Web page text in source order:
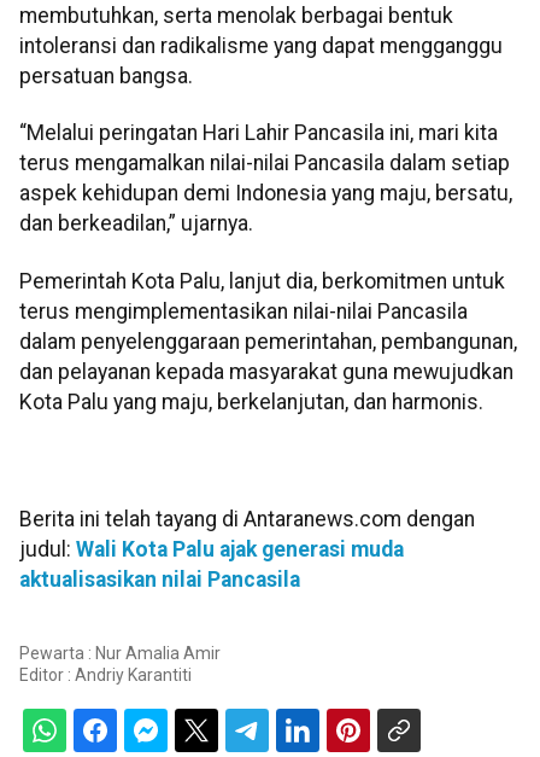
membutuhkan, serta menolak berbagai bentuk
intoleransi dan radikalisme yang dapat mengganggu
persatuan bangsa.
“Melalui peringatan Hari Lahir Pancasila ini, mari kita
terus mengamalkan nilai-nilai Pancasila dalam setiap
aspek kehidupan demi Indonesia yang maju, bersatu,
dan berkeadilan,” ujarnya.
Pemerintah Kota Palu, lanjut dia, berkomitmen untuk
terus mengimplementasikan nilai-nilai Pancasila
dalam penyelenggaraan pemerintahan, pembangunan,
dan pelayanan kepada masyarakat guna mewujudkan
Kota Palu yang maju, berkelanjutan, dan harmonis.
Berita ini telah tayang di Antaranews.com dengan
judul: Wali Kota Palu ajak generasi muda
aktualisasikan nilai Pancasila
Pewarta : Nur Amalia Amir
Editor : Andriy Karantiti